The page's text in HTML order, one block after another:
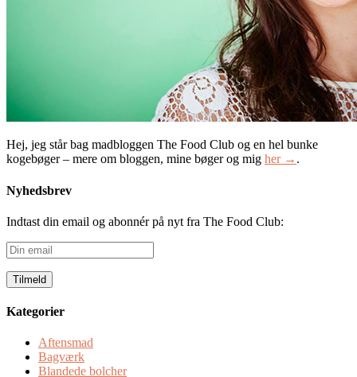
Hej, jeg står bag madbloggen The Food Club og en hel bunke
kogebøger – mere om bloggen, mine bøger og mig her → .
Nyhedsbrev
Indtast din email og abonnér på nyt fra The Food Club:
Din
email
Kategorier
Aftensmad
Bagværk
Blandede bolcher